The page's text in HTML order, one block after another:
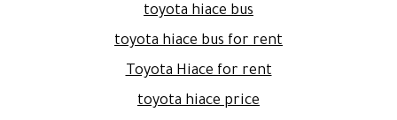
toyota hiace bus
toyota hiace bus for rent
Toyota Hiace for rent
toyota hiace price